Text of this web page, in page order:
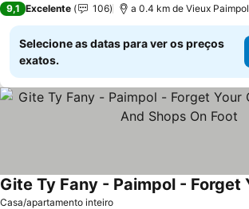
9,1 Excelente 106 a 0.4 km de Vieux Paimpol
Selecione as datas para ver os preços
exatos.
Casa/apartamento inteiro